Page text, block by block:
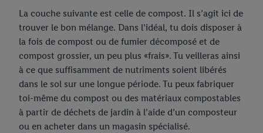
La couche suivante est celle de compost. Il s’agit ici de
trouver le bon mélange. Dans l’idéal, tu dois disposer à
la fois de compost ou de fumier décomposé et de
compost grossier, un peu plus «frais». Tu veilleras ainsi
à ce que suffisamment de nutriments soient libérés
dans le sol sur une longue période. Tu peux fabriquer
toi-même du compost ou des matériaux compostables
à partir de déchets de jardin à l’aide d’un composteur
ou en acheter dans un magasin spécialisé.